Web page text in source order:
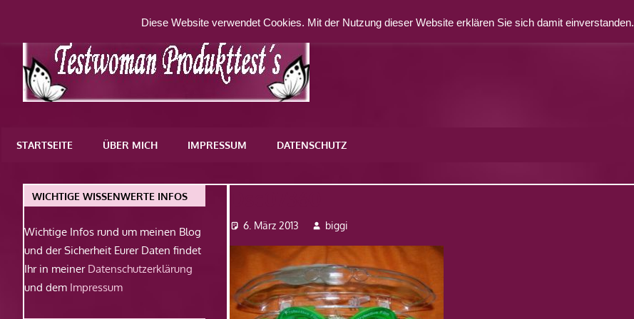
springen
WordPress-
STARTSEITE ÜBER MICH IMPRESSUM DATENSCHUTZ
6. März 2013 biggi
WICHTIGE WISSENWERTE INFOS
Wichtige Infos rund um meinen Blog
und der Sicherheit Eurer Daten findet
Ihr in meiner Datenschutzerklärung
und dem Impressum
Diese Website verwendet Cookies. Mit der Nutzung dieser Website erklären Sie sich damit einverstanden.